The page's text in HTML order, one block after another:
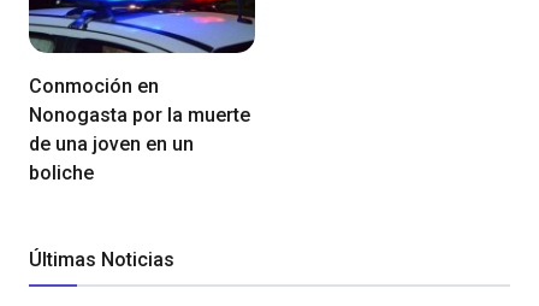
Conmoción en
Nonogasta por la muerte
de una joven en un
boliche
Últimas Noticias